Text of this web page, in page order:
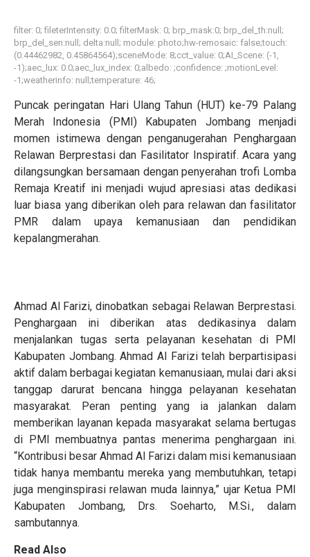
filter: 0; fileterIntensity: 0.0; filterMask: 0; brp_mask:0; brp_del_th:null;
brp_del_sen:null; delta:null; module: photo;hw-remosaic: false;touch:
(0.44462982, 0.45864564);sceneMode: 8;cct_value: 0;AI_Scene: (-1,
-1);aec_lux: 0.0;aec_lux_index: 0;albedo: ;confidence: ;motionLevel:
-1;weatherinfo: null;temperature: 46;
Puncak peringatan Hari Ulang Tahun (HUT) ke-79 Palang
Merah Indonesia (PMI) Kabupaten Jombang menjadi
momen istimewa dengan penganugerahan Penghargaan
Relawan Berprestasi dan Fasilitator Inspiratif. Acara yang
dilangsungkan bersamaan dengan penyerahan trofi Lomba
Remaja Kreatif ini menjadi wujud apresiasi atas dedikasi
luar biasa yang diberikan oleh para relawan dan fasilitator
PMR dalam upaya kemanusiaan dan pendidikan
kepalangmerahan.
Ahmad Al Farizi, dinobatkan sebagai Relawan Berprestasi.
Penghargaan ini diberikan atas dedikasinya dalam
menjalankan tugas serta pelayanan kesehatan di PMI
Kabupaten Jombang. Ahmad Al Farizi telah berpartisipasi
aktif dalam berbagai kegiatan kemanusiaan, mulai dari aksi
tanggap darurat bencana hingga pelayanan kesehatan
masyarakat. Peran penting yang ia jalankan dalam
memberikan layanan kepada masyarakat selama bertugas
di PMI membuatnya pantas menerima penghargaan ini.
“Kontribusi besar Ahmad Al Farizi dalam misi kemanusiaan
tidak hanya membantu mereka yang membutuhkan, tetapi
juga menginspirasi relawan muda lainnya,” ujar Ketua PMI
Kabupaten Jombang, Drs. Soeharto, M.Si., dalam
sambutannya.
Read Also